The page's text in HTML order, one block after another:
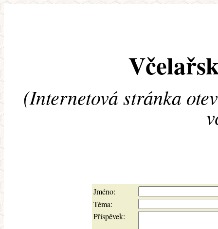
(Internetová stránka
Jméno:
Téma:
Příspěvek: